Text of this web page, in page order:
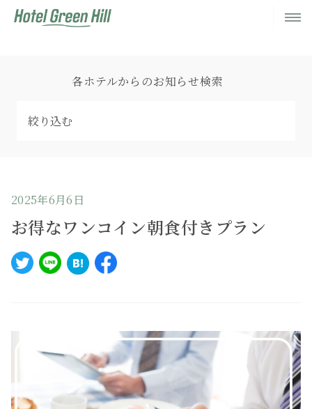
各ホテルからのお知らせ検索
2025年6月6日
お得なワンコイン朝食付きプラン